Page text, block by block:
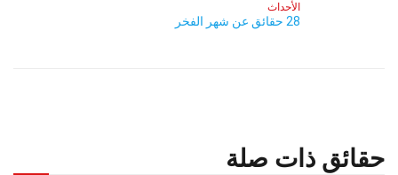
الأحداث
28 حقائق عن شهر الفخر
حقائق ذات صلة